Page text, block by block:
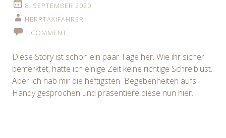
8. SEPTEMBER 2020
HERRTAXIFAHRER
1 COMMENT
Diese Story ist schon ein paar Tage her. Wie ihr sicher
bemerktet, hatte ich einige Zeit keine richtige Schreiblust.
Aber ich hab mir die heftigsten Begebenheiten aufs
Handy gesprochen und präsentiere diese nun hier.